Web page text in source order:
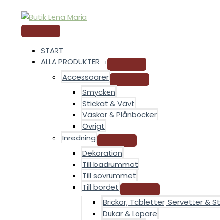
innehåll
START
ALLA PRODUKTER
Accessoarer
Smycken
Stickat & Vävt
Väskor & Plånböcker
Övrigt
Inredning
Dekoration
Till badrummet
Till sovrummet
Till bordet
Brickor, Tabletter, Servetter &
Dukar & Löpare
YORK
mängd